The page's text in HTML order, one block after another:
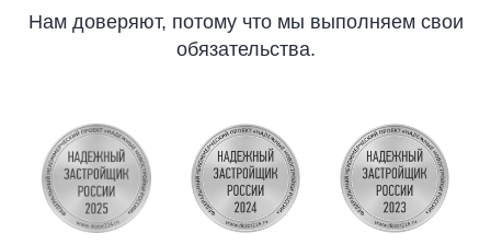
Нам доверяют, потому что мы выполняем свои
обязательства.